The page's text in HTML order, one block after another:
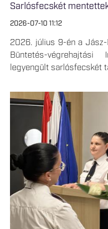
Sarlósfecskét
2026-07-10 11:12
2026. július 9-én a Jász-
Büntetés-
legyengült sarlósfecskét